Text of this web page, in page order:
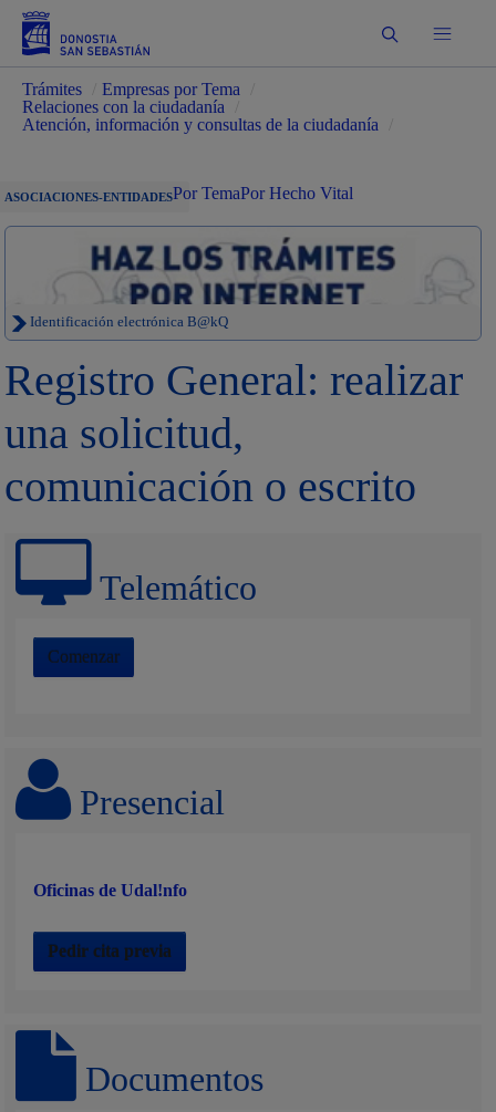
Buscar
Trámites Empresas por Tema
Relaciones con la ciudadanía
Atención, información y consultas de la ciudadanía
ASOCIACIONES-ENTIDADESPor TemaPor Hecho Vital
Identificación electrónica B@kQ
Registro General: realizar
una solicitud,
comunicación o escrito
Telemático
Comenzar
Presencial
Oficinas de Udal!nfo
Pedir cita previa
Documentos